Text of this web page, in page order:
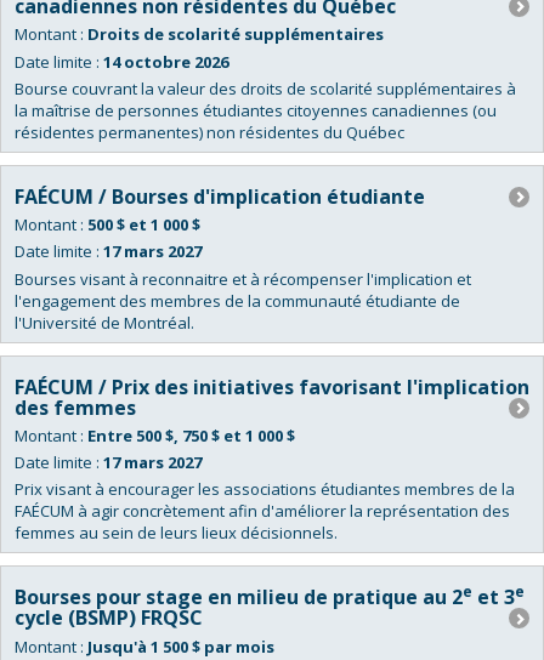
canadiennes non résidentes du Québec
Montant : Droits de scolarité supplémentaires
Date limite : 14 octobre 2026
Bourse couvrant la valeur des droits de scolarité supplémentaires à
la maîtrise de personnes étudiantes citoyennes canadiennes (ou
résidentes permanentes) non résidentes du Québec
FAÉCUM / Bourses d'implication étudiante
Montant : 500 $ et 1 000 $
Date limite : 17 mars 2027
Bourses visant à reconnaitre et à récompenser l'implication et
l'engagement des membres de la communauté étudiante de
l'Université de Montréal.
FAÉCUM / Prix des initiatives favorisant l'implication
des femmes
Montant : Entre 500 $, 750 $ et 1 000 $
Date limite : 17 mars 2027
Prix visant à encourager les associations étudiantes membres de la
FAÉCUM à agir concrètement afin d'améliorer la représentation des
femmes au sein de leurs lieux décisionnels.
Bourses pour stage en milieu de pratique au 2e et 3e
cycle (BSMP) FRQSC
Montant : Jusqu'à 1 500 $ par mois